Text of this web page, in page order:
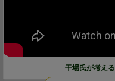
ご
干場氏が考え